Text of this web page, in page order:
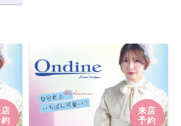
来店
予約